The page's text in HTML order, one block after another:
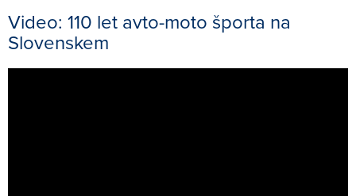
Video: 110 let avto-moto športa na
Slovenskem